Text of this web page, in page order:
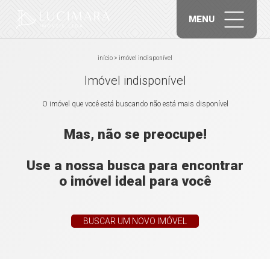
MENU
início > imóvel indisponível
Imóvel indisponível
O imóvel que você está buscando não está mais disponível
Mas, não se preocupe!
Use a nossa busca para encontrar
o imóvel ideal para você
BUSCAR UM NOVO IMÓVEL